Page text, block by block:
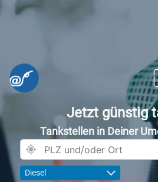
Jetzt günstig
Tankstellen in Deiner
Diesel